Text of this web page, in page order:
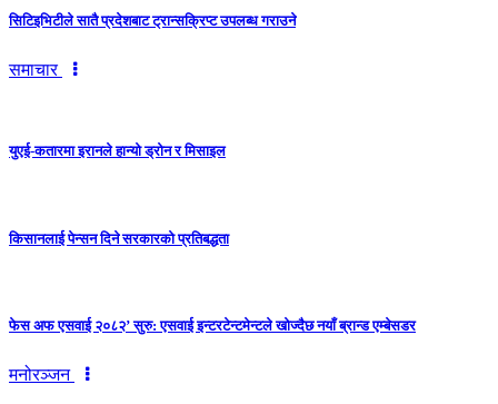
सिटिइभिटीले सातै प्रदेशबाट ट्रान्सक्रिप्ट उपलब्ध गराउने
समाचार
युएई-कतारमा इरानले हान्यो ड्रोन र मिसाइल
किसानलाई पेन्सन दिने सरकारको प्रतिबद्धता
फेस अफ एसवाई २०८२’ सुरु: एसवाई इन्टरटेन्टमेन्टले खोज्दैछ नयाँ ब्रान्ड एम्बेसडर
मनोरञ्जन